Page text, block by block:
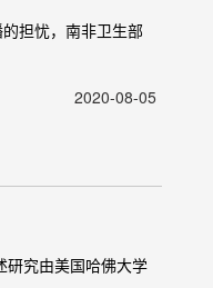
担忧，南非卫生部
2020-08-05
研究由美国哈佛大学